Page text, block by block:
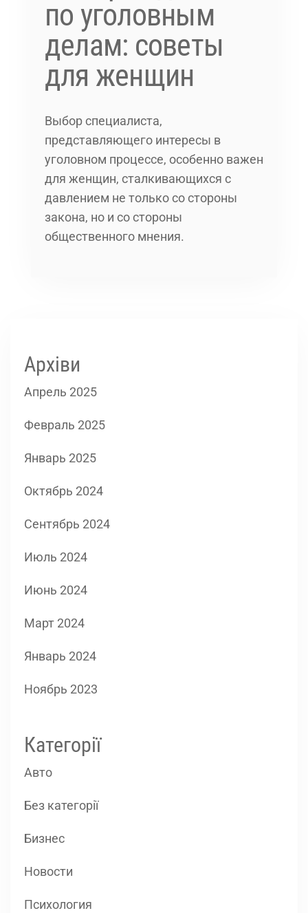
по уголовным
делам: советы
для женщин
Выбор специалиста,
представляющего интересы в
уголовном процессе, особенно важен
для женщин, сталкивающихся с
давлением не только со стороны
закона, но и со стороны
общественного мнения.
Архіви
Апрель 2025
Февраль 2025
Январь 2025
Октябрь 2024
Сентябрь 2024
Июль 2024
Июнь 2024
Март 2024
Январь 2024
Ноябрь 2023
Категорії
Авто
Без категорії
Бизнес
Новости
Психология